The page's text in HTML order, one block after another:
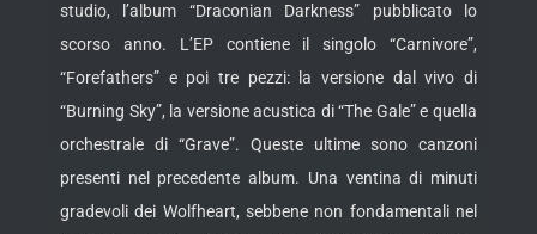
studio, l’album “Draconian Darkness” pubblicato lo
scorso anno. L’EP contiene il singolo “Carnivore”,
“Forefathers” e poi tre pezzi: la versione dal vivo di
“Burning Sky”, la versione acustica di “The Gale” e quella
orchestrale di “Grave”. Queste ultime sono canzoni
presenti nel precedente album. Una ventina di minuti
gradevoli dei Wolfheart, sebbene non fondamentali nel